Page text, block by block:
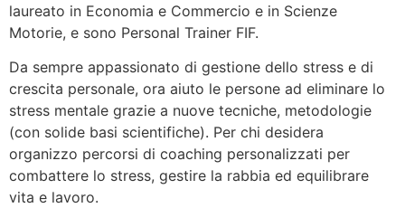
laureato in Economia e Commercio e in Scienze
Motorie, e sono Personal Trainer FIF.
Da sempre appassionato di gestione dello stress e di
crescita personale, ora aiuto le persone ad eliminare lo
stress mentale grazie a nuove tecniche, metodologie
(con solide basi scientifiche). Per chi desidera
organizzo percorsi di coaching personalizzati per
combattere lo stress, gestire la rabbia ed equilibrare
vita e lavoro.